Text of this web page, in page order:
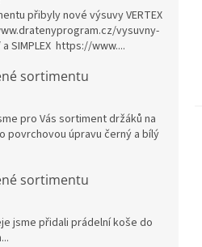
přibyly nové výsuvy VERTEX
vysuvny-
SIMPLEX https://www....
sortimentu
pro Vás sortiment držáků na
povrchovou úpravu černý a bílý
sortimentu
jsme přidali prádelní koše do